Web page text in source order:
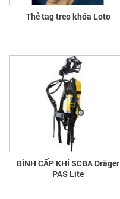
Thẻ tag treo khóa Loto
BÌNH CẤP KHÍ SCBA Dräger
PAS Lite